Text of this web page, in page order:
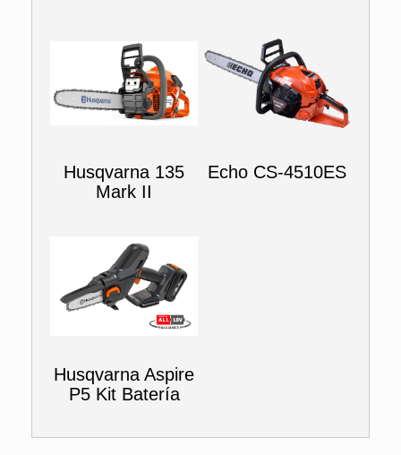
Husqvarna 135
Mark II
Echo CS-4510ES
Husqvarna Aspire
P5 Kit Batería